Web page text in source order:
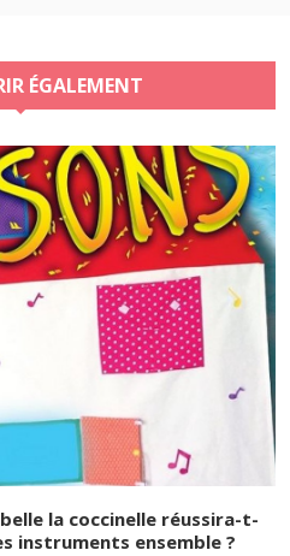
ÉGALEMENT
la coccinelle réussira-t-
instruments ensemble ?